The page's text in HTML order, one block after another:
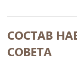
СОСТАВ
СОВЕТА